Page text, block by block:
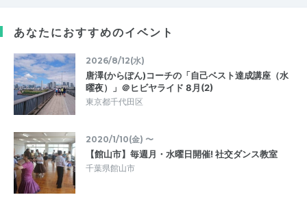
あなたにおすすめのイベント
2026/8/12(水)
唐澤(からぽん)コーチの「自己ベスト達成講座（水
曜夜）」＠ヒビヤライド 8月(2)
東京都千代田区
2020/1/10(金) 〜
【館山市】毎週月・水曜日開催! 社交ダンス教室
千葉県館山市